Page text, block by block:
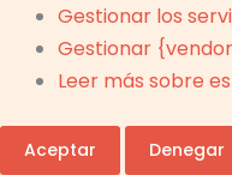
Gestionar los
Gestionar
Leer más sobre
Aceptar Denegar